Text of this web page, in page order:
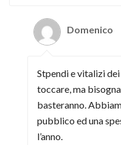
Domenico
Stpendi e vitalizi
toccare, ma
basteranno.
pubblico ed una
l’anno.